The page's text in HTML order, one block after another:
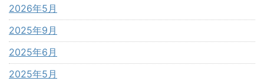
2026年5月
2025年9月
2025年6月
2025年5月